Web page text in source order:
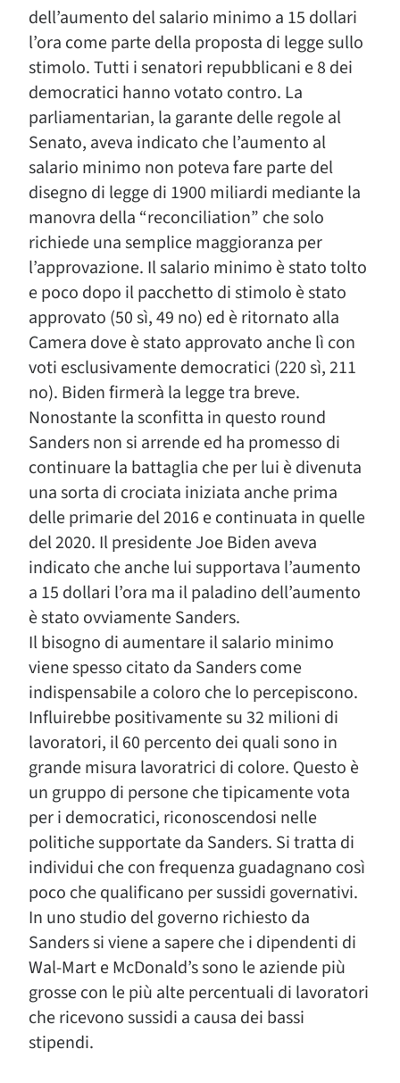
dell’aumento del salario minimo a 15 dollari
l’ora come parte della proposta di legge sullo
stimolo. Tutti i senatori repubblicani e 8 dei
democratici hanno votato contro. La
parliamentarian, la garante delle regole al
Senato, aveva indicato che l’aumento al
salario minimo non poteva fare parte del
disegno di legge di 1900 miliardi mediante la
manovra della “reconciliation” che solo
richiede una semplice maggioranza per
l’approvazione. Il salario minimo è stato tolto
e poco dopo il pacchetto di stimolo è stato
approvato (50 sì, 49 no) ed è ritornato alla
Camera dove è stato approvato anche lì con
voti esclusivamente democratici (220 sì, 211
no). Biden firmerà la legge tra breve.
Nonostante la sconfitta in questo round
Sanders non si arrende ed ha promesso di
continuare la battaglia che per lui è divenuta
una sorta di crociata iniziata anche prima
delle primarie del 2016 e continuata in quelle
del 2020. Il presidente Joe Biden aveva
indicato che anche lui supportava l’aumento
a 15 dollari l’ora ma il paladino dell’aumento
è stato ovviamente Sanders.
Il bisogno di aumentare il salario minimo
viene spesso citato da Sanders come
indispensabile a coloro che lo percepiscono.
Influirebbe positivamente su 32 milioni di
lavoratori, il 60 percento dei quali sono in
grande misura lavoratrici di colore. Questo è
un gruppo di persone che tipicamente vota
per i democratici, riconoscendosi nelle
politiche supportate da Sanders. Si tratta di
individui che con frequenza guadagnano così
poco che qualificano per sussidi governativi.
In uno studio del governo richiesto da
Sanders si viene a sapere che i dipendenti di
Wal-Mart e McDonald’s sono le aziende più
grosse con le più alte percentuali di lavoratori
che ricevono sussidi a causa dei bassi
stipendi.